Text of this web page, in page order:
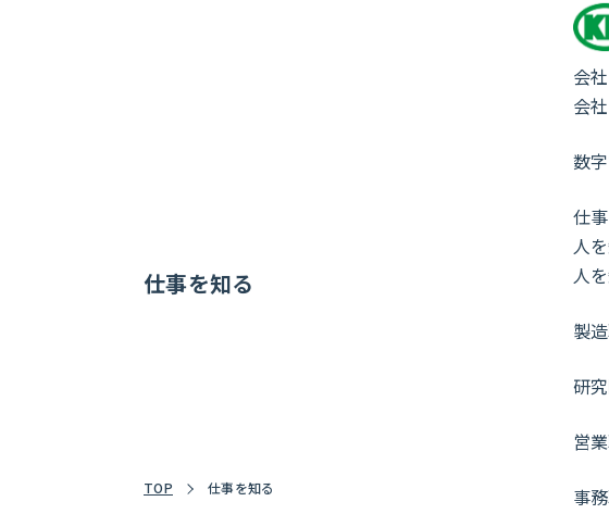
会
会
数
仕
人
人
製
研
営
事
仕事を知る
TOP 仕事を知る